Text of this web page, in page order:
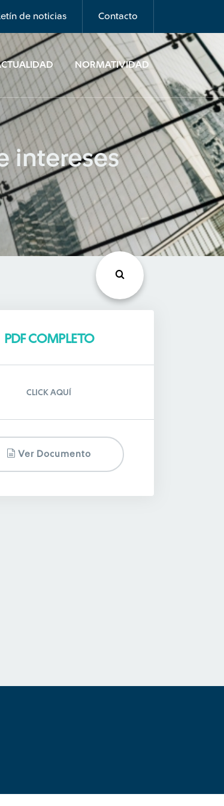
de noticias Contacto
NORMATIVIDAD
intereses
PDF COMPLETO
CLICK AQUÍ
Ver Documento